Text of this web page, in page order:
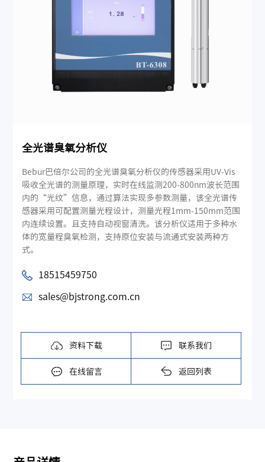
全光谱臭氧分析仪
Bebur巴倍尔公司的全光谱臭氧分析仪的传感器采用UV-Vis
吸收全光谱的测量原理，实时在线监测200-800nm波长范围
内的“光纹”信息，通过算法实现多参数测量，该全光谱传
感器采用可配置测量光程设计，测量光程1mm-150mm范围
内连续设置。且支持自动视窗清洗。该分析仪适用于多种水
体的宽量程臭氧检测，支持原位安装与流通式安装两种方
式。
18515459750
sales@bjstrong.com.cn
资料下载 联系我们
在线留言 返回列表